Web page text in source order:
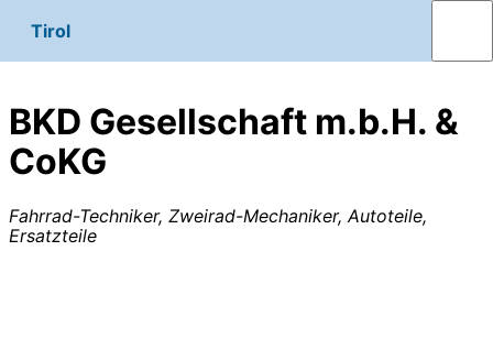
Tirol
BKD Gesellschaft m.b.H. &
CoKG
Fahrrad-Techniker, Zweirad-Mechaniker, Autoteile,
Ersatzteile